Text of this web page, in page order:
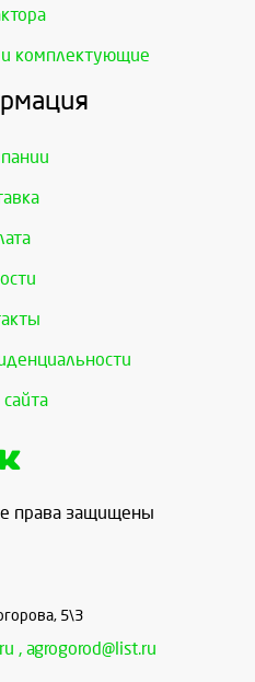
и комплектующие
сайта
права защищены
5\3
, agrogorod@list.ru